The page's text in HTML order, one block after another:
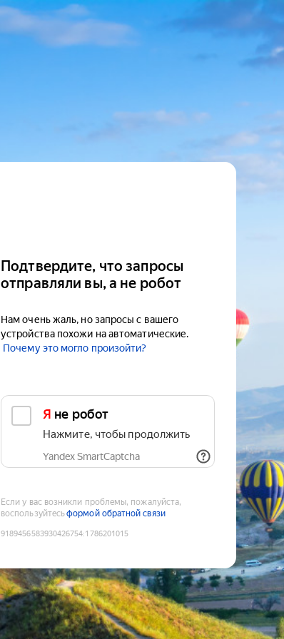
Подтвердите, что запросы
отправляли вы, а не робот
Нам очень жаль, но запросы с вашего
устройства похожи на автоматические.
Почему это могло произойти?
Я не робот
Нажмите, чтобы продолжить
Yandex SmartCaptcha
Если у вас возникли проблемы, пожалуйста,
воспользуйтесьформой обратной связи
9189456583930426754:1786201015